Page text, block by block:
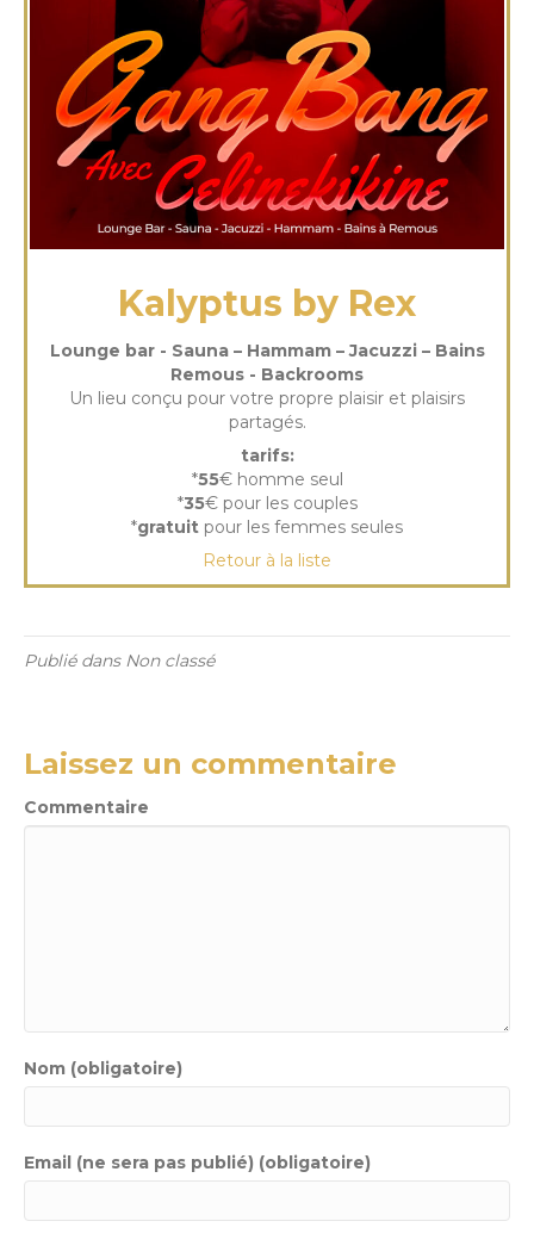
Kalyptus by Rex
Lounge bar - Sauna – Hammam – Jacuzzi – Bains
Remous - Backrooms
Un lieu conçu pour votre propre plaisir et plaisirs
partagés.
tarifs:
*55€ homme seul
*35€ pour les couples
*gratuit pour les femmes seules
Retour à la liste
Publié dans Non classé
Laissez un commentaire
Commentaire
Nom (obligatoire)
Email (ne sera pas publié) (obligatoire)